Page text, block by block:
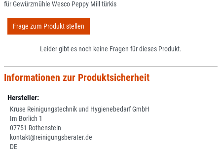
für Gewürzmühle Wesco Peppy Mill türkis
Frage zum Produkt stellen
Leider gibt es noch keine Fragen für dieses Produkt.
Informationen zur Produktsicherheit
Hersteller:
Kruse Reinigungstechnik und Hygienebedarf GmbH
Im Borlich 1
07751 Rothenstein
kontakt@reinigungsberater.de
DE